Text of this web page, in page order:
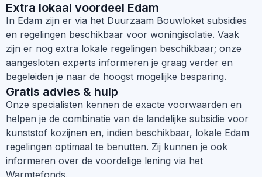
Extra lokaal voordeel Edam
In Edam zijn er via het Duurzaam Bouwloket subsidies
en regelingen beschikbaar voor woningisolatie. Vaak
zijn er nog extra lokale regelingen beschikbaar; onze
aangesloten experts informeren je graag verder en
begeleiden je naar de hoogst mogelijke besparing.
Gratis advies & hulp
Onze specialisten kennen de exacte voorwaarden en
helpen je de combinatie van de landelijke subsidie voor
kunststof kozijnen en, indien beschikbaar, lokale Edam
regelingen optimaal te benutten. Zij kunnen je ook
informeren over de voordelige lening via het
Warmtefonds.